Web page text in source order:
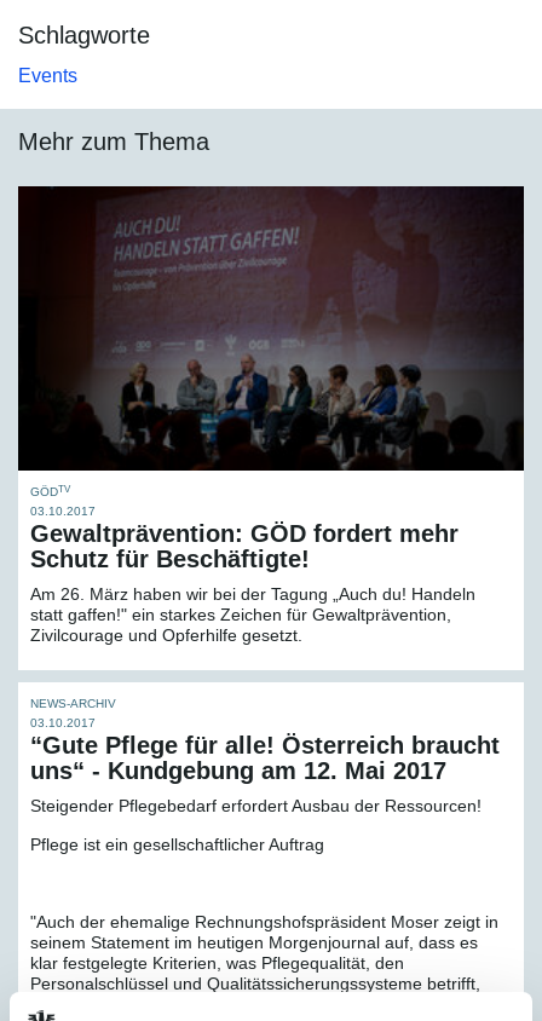
Schlagworte
Events
Mehr zum Thema
GÖDTV
03.10.2017
Gewaltprävention: GÖD fordert mehr
Schutz für Beschäftigte!
Am 26. März haben wir bei der Tagung „Auch du! Handeln
statt gaffen!" ein starkes Zeichen für Gewaltprävention,
Zivilcourage und Opferhilfe gesetzt.
NEWS-ARCHIV
03.10.2017
“Gute Pflege für alle! Österreich braucht
uns“ - Kundgebung am 12. Mai 2017
Steigender Pflegebedarf erfordert Ausbau der Ressourcen!
Pflege ist ein gesellschaftlicher Auftrag
"Auch der ehemalige Rechnungshofspräsident Moser zeigt in
seinem Statement im heutigen Morgenjournal auf, dass es
klar festgelegte Kriterien, was Pflegequalität, den
Personalschlüssel und Qualitätssicherungssysteme betrifft,